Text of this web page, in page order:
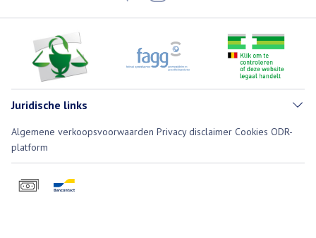
Juridische links
Algemene verkoopsvoorwaarden Privacy disclaimer Cookies ODR-
platform